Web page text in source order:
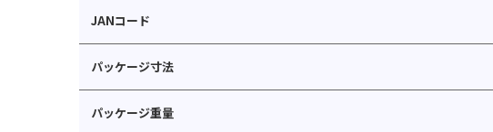
JANコード
パッケージ寸法
パッケージ重量